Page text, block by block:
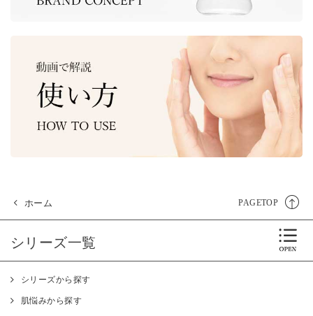
ホーム PAGETOP
シリーズ一覧
シリーズから探す
肌悩みから探す